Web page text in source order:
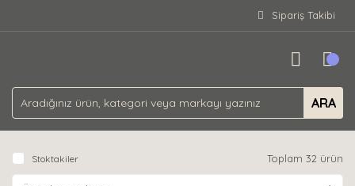
Sipariş Takibi
ARA
Stoktakiler Toplam 32 ürün